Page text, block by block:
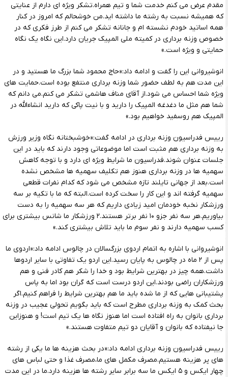
مقدم عرض می کنم خدمت شما و تیم همراه.تشکر ویژه ای دارم از عنایتی
که همیشه نسبت به رشته ما داشته اید.من خوشحالم که امروز در کنار
همه اساتید خودم نشسته ام و جانانه تشکر می کنم از طرز فکری که در
خصوص وزنه برداری در کمیته ملی المپیک جریان دارد.این نگاه یک نگاه
حمایتی و ویژه است.»
انوشیروانی این را گفت و ادامه داد:«حاج محمود شما بزرگ ما هستید و در
این مدت هم به لطف حضور شما وزنه برداری منتفع بوده است.حمایت های
ویژه شما احساس می شود.از آقای مناف هاشمی تشکر می کنم.می دانم که
شما هم مثل ما دغدغه المپیک را دارید و با نیت پاکی که دارید انشاءالله در
المپیک هم روسفید خواهیم بود.»
رییس فدراسیون وزنه برداری در ادامه گفت:«خوشبختانه نگاه وزیر ورزش
به وزنه برداری هم مثبت است اما موضوعاتی وجود دارند که باید در این
جلسات عنوان شوند.فدراسیون ما شرایط ویژه ای دارد و با توجه کاهش
سهمیه ها در وزنه برداری هنوز هم تکلیف سهمیه ها مشخص نشده
است.بعد از جهانی تایلند تازه مشخص می شود که کدام نفرات قطعی
سهمیه گرفته اند و این کار را سخت کرده است.البته که ما با تکیه بر سه
ورزشکار نخبه خودمان امید زیادی داریم که هر سه سهمیه را به دست
بیاوریم.هر سه نفر جزو ۱۰ نفر برتر هستند.۲ ورزشکار ما شانس بیشتری برای
کسب سهمیه دارند و نفر سوم ما باید تلاش بیشتری کند.»
انوشیروانی با اشاره به اتمام اردوی بزرگسالان در چالوس ادامه داد:«اردوی ما
پس از ۲ ماه در چالوس به پایان رسید.این اردو یک تفاوتی با سایر اردوها
داشت.همه چیز در بهترین شرایط بود و خدا را شکر هم کادر فنی و هم
ورزشکاران راضی بودند.این اردو درست است که گران بود اما به پاس
پشتیبانی هایی که از ما شده باید ما هم بهترین شرایط را فراهم کنیم.اگر
بحث کمک به وزنه برداری مطرح است که باید بگویم تحولی عجیب در وزنه
برداری بانوان به راه افتاده است اما هنوز نگاه ها یک تیم است! و هنوزاین
جا نیفتاده که بانوان و آقایان دو تیم متفاوت هستند.»
رییس فدراسیون وزنه برداری ادامه داد:«در بحث هزینه ها ما یکی از رشته
های پر هزینه هستیم.مصرف مکمل های ما،مصرف غذا و حتی لباس های
چهار ایکس و ۵ ایکس ما سه برابر سایر رشته ها هزینه دارد.ما در این مدت